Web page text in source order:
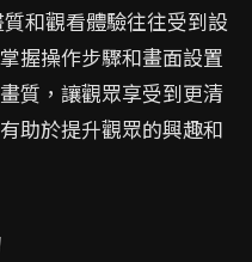
和觀看體驗往往受到設
握操作步驟和畫面設置
質，讓觀眾享受到更清
助於提升觀眾的興趣和